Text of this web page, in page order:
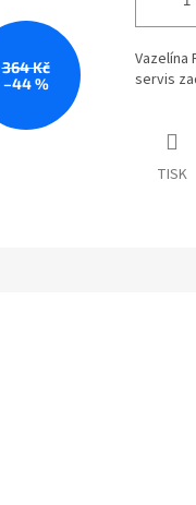
364 Kč
–44 %
Vazelína
servis
TISK